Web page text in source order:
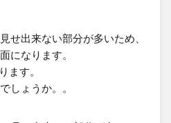
せ出来ない部分が多いため、
になります。
ます。
しょうか。。